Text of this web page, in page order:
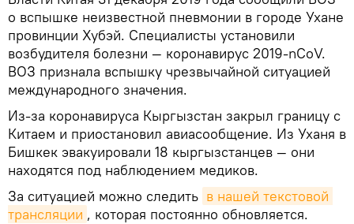
о вспышке неизвестной пневмонии в городе Ухане
провинции Хубэй. Специалисты установили
возбудителя болезни — коронавирус 2019-nCoV.
ВОЗ признала вспышку чрезвычайной ситуацией
международного значения.
Из-за коронавируса Кыргызстан закрыл границу с
Китаем и приостановил авиасообщение. Из Уханя в
Бишкек эвакуировали 18 кыргызстанцев — они
находятся под наблюдением медиков.
За ситуацией можно следить в нашей текстовой
трансляции , которая постоянно обновляется.